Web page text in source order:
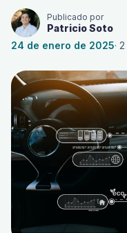
Publicado por
Patricio Soto
24 de enero de 2025· 2